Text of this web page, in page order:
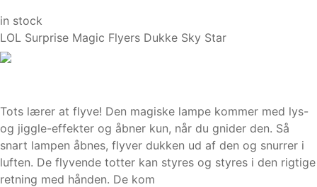
in stock
LOL Surprise Magic Flyers Dukke Sky Star
Tots lærer at flyve! Den magiske lampe kommer med lys-
og jiggle-effekter og åbner kun, når du gnider den. Så
snart lampen åbnes, flyver dukken ud af den og snurrer i
luften. De flyvende totter kan styres og styres i den rigtige
retning med hånden. De kom